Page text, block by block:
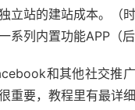
立站的建站成本。（
系列内置功能APP（后
和其他社交推
重要，教程里有最详